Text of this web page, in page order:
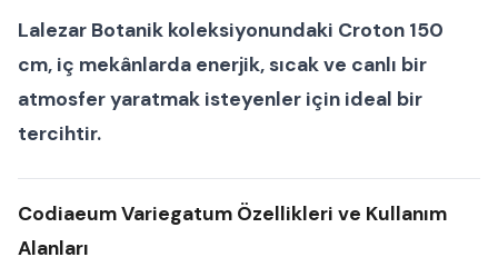
Lalezar Botanik koleksiyonundaki Croton 150
cm, iç mekânlarda enerjik, sıcak ve canlı bir
atmosfer yaratmak isteyenler için ideal bir
tercihtir.
Codiaeum Variegatum Özellikleri ve Kullanım
Alanları